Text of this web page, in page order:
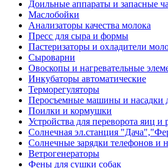
Доильные аппараты и запасные
Маслобойки
Анализаторы качества молока
Пресс для сыра и формы
Пастеризаторы и охладители
Сыроварни
Овоскопы и нагревательные
Инкубаторы автоматические
Терморегуляторы
Перосъемные машины и насадки
Поилки и кормушки
Устройства для переворота яиц и
Солнечная эл.станция
Солнечные зарядки телефонов и
Ветрогенераторы
Фены для сушки собак